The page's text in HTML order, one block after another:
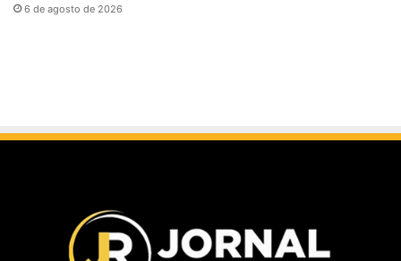
6 de agosto de 2026